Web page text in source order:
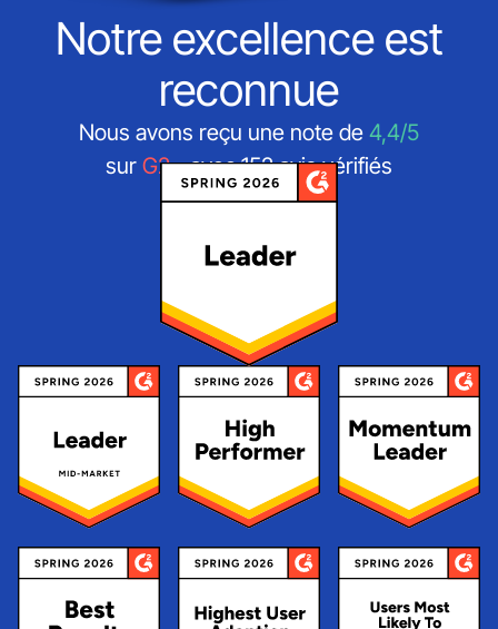
Notre excellence est
reconnue
Nous avons reçu une note de 4,4/5
sur G2- avec 152 avis vérifiés